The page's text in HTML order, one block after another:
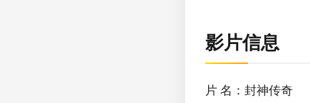
影片信息
片 名：封神传奇